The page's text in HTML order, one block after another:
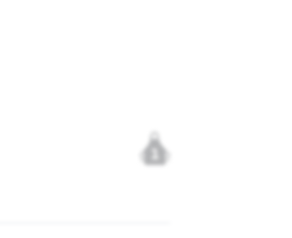
1